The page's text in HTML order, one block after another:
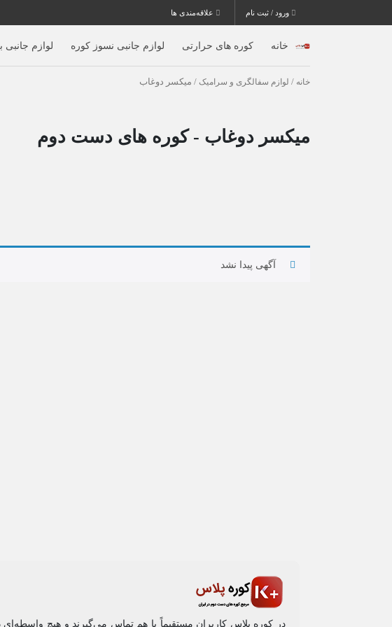
ورود / ثبت نام علاقه‌مندی ها
خانه کوره های حرارتی لوازم جانبی نسوز کوره لوازم
خانه / لوازم سفالگری و سرامیک / میکسر دوغاب
میکسر دوغاب - کوره های دست دوم
آگهی پیدا نشد
در کوره پلاس کاربران مستقیماً با هم تماس می‌گیرند و هیچ واسطه‌ای